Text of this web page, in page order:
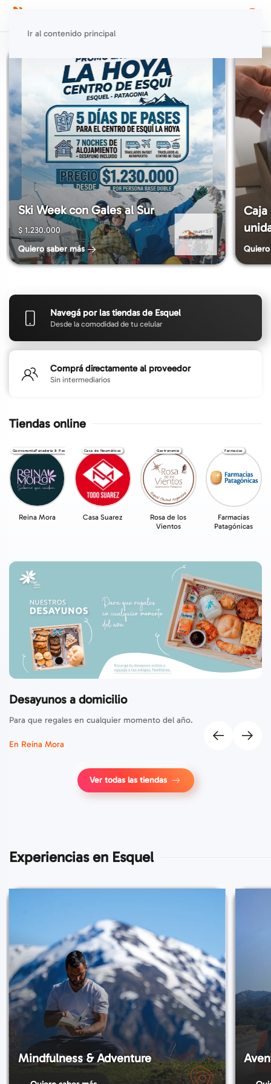
Ir al contenido principal
Ski Week con Gales al Sur
$ 1.230.000
Quiero saber más
Caja
Navegá por las tiendas de Esquel
Desde la comodidad de tu celular
Comprá directamente al proveedor
Sin intermediarios
Tiendas online
GastronomíaPanadería & Pastelería
Reina Mora
Casa de Neumáticos
Casa Suarez
Gastronomía
Rosa de los
Vientos
Farmacias
Farmacias
Patagónicas
Desayunos a domicilio
Para que regales en cualquier momento del año.
En Reina Mora
Ver todas las tiendas
Experiencias en Esquel
Mindfulness & Adventure